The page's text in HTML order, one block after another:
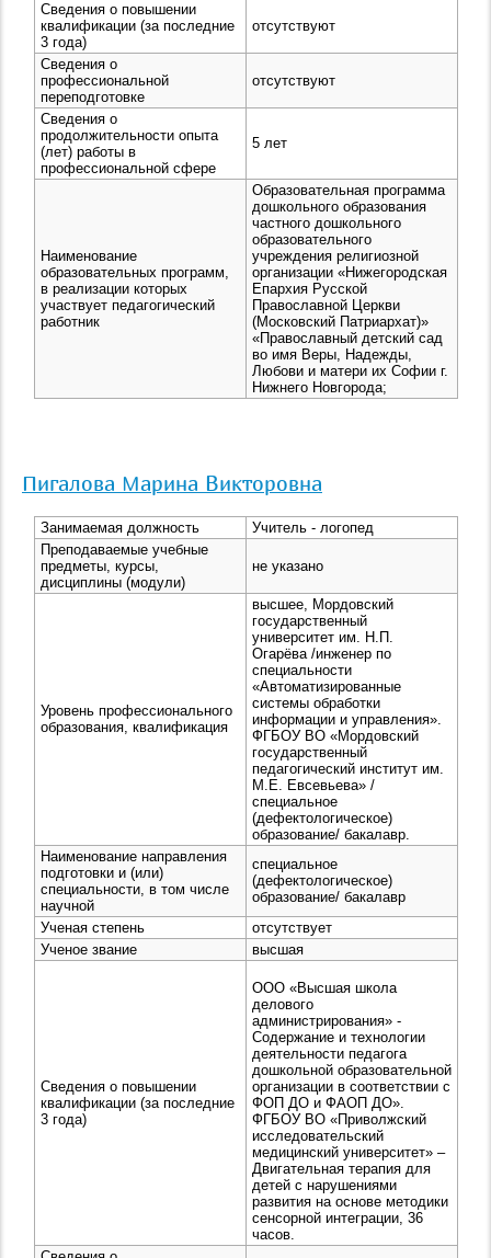
Сведения о повышении
квалификации (за последние
3 года)
отсутствуют
Сведения о
профессиональной
переподготовке
отсутствуют
Сведения о
продолжительности опыта
(лет) работы в
профессиональной сфере
5 лет
Наименование
образовательных программ,
в реализации которых
участвует педагогический
работник
Образовательная программа
дошкольного образования
частного дошкольного
образовательного
учреждения религиозной
организации «Нижегородская
Епархия Русской
Православной Церкви
(Московский Патриархат)»
«Православный детский сад
во имя Веры, Надежды,
Любови и матери их Софии г.
Нижнего Новгорода;
Пигалова Марина Викторовна
Занимаемая должность
Учитель - логопед
Преподаваемые учебные
предметы, курсы,
дисциплины (модули)
не указано
Уровень профессионального
образования, квалификация
высшее, Мордовский
государственный
университет им. Н.П.
Огарёва /инженер по
специальности
«Автоматизированные
системы обработки
информации и управления».
ФГБОУ ВО «Мордовский
государственный
педагогический институт им.
М.Е. Евсевьева» /
специальное
(дефектологическое)
образование/ бакалавр.
Наименование направления
подготовки и (или)
специальности, в том числе
научной
специальное
(дефектологическое)
образование/ бакалавр
Ученая степень
отсутствует
Ученое звание
высшая
Сведения о повышении
квалификации (за последние
3 года)
ООО «Высшая школа
делового
администрирования» -
Содержание и технологии
деятельности педагога
дошкольной образовательной
организации в соответствии с
ФОП ДО и ФАОП ДО».
ФГБОУ ВО «Приволжский
исследовательский
медицинский университет» –
Двигательная терапия для
детей с нарушениями
развития на основе методики
сенсорной интеграции, 36
часов.